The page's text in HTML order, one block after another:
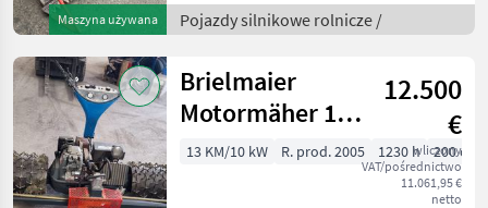
Maszyna używana
Antrieb, 1 Zylinder,
serviciert und repariert
Pojazdy silnikowe rolnicze /
Brielmaier
Motormäher 13
PS Mähwerk 2 m
12.500
€
wliczony
VAT/pośrednictwo
11.061,95 €
netto
13 KM/10 kW R. prod. 2005 1230 h 200 cm